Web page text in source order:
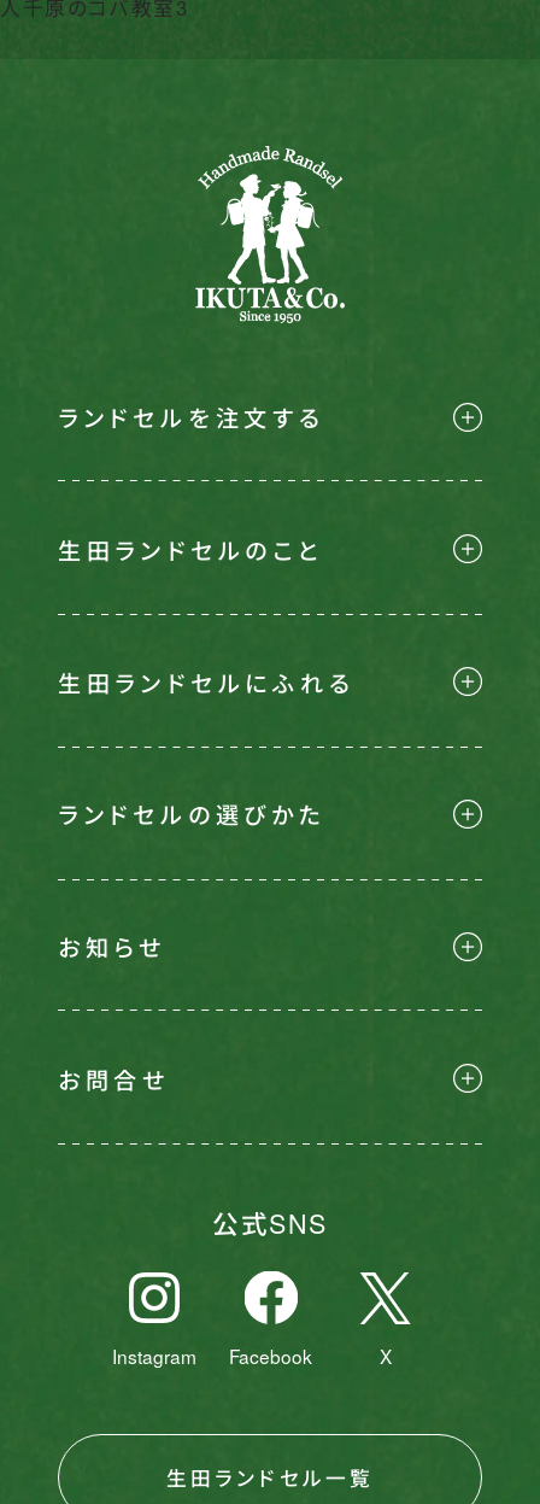
人千原のコバ教室3
ランドセルを注文する
生田ランドセルのこと
生田ランドセルにふれる
ランドセルの選びかた
お知らせ
お問合せ
公式SNS
Instagram Facebook X
生田ランドセル一覧